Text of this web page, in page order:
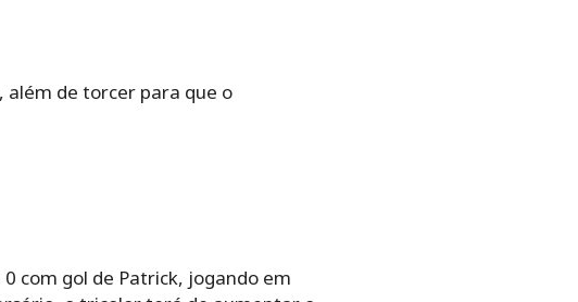
além de torcer para que o
com gol de Patrick, jogando em